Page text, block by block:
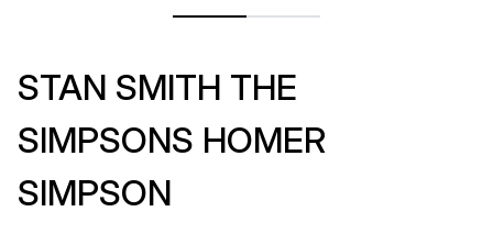
STAN SMITH THE
SIMPSONS HOMER
SIMPSON